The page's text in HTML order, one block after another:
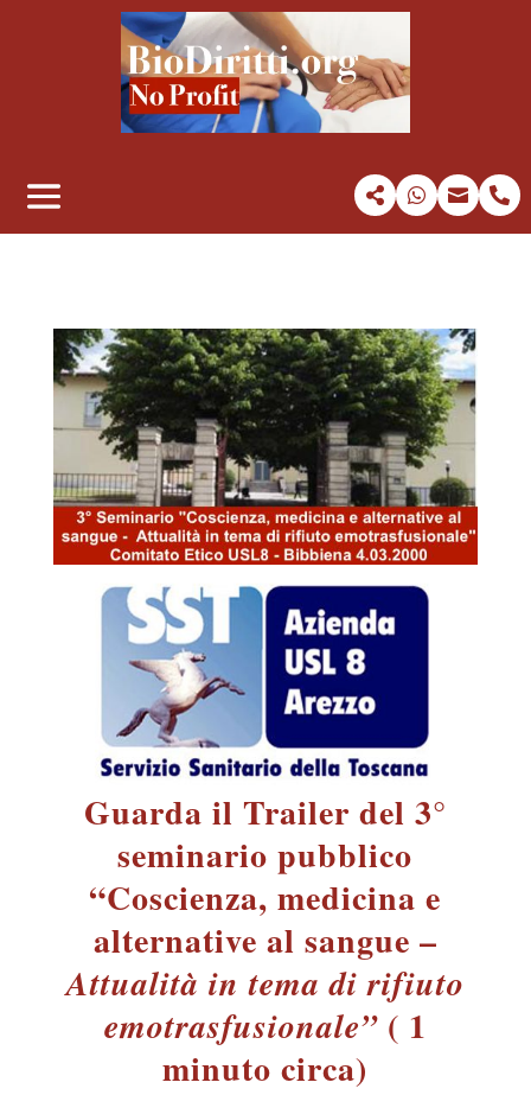
   
Guarda il Trailer del 3°
seminario pubblico
“Coscienza, medicina e
alternative al sangue –
Attualità in tema di rifiuto
emotrasfusionale”( 1
minuto circa)